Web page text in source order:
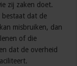
zij zaken doet.
dat de
misbruiken, dan
of die
dat de overheid